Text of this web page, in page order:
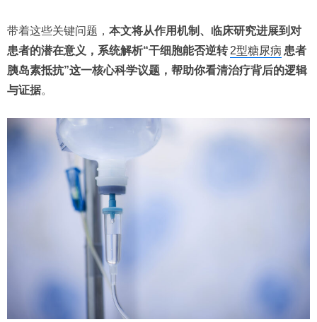
带着这些关键问题， 本文将从作用机制、临床研究进展到对
患者的潜在意义，系统解析“干细胞能否逆转 2型糖尿病 患者
胰岛素抵抗”这一核心科学议题，帮助你看清治疗背后的逻辑
与证据。